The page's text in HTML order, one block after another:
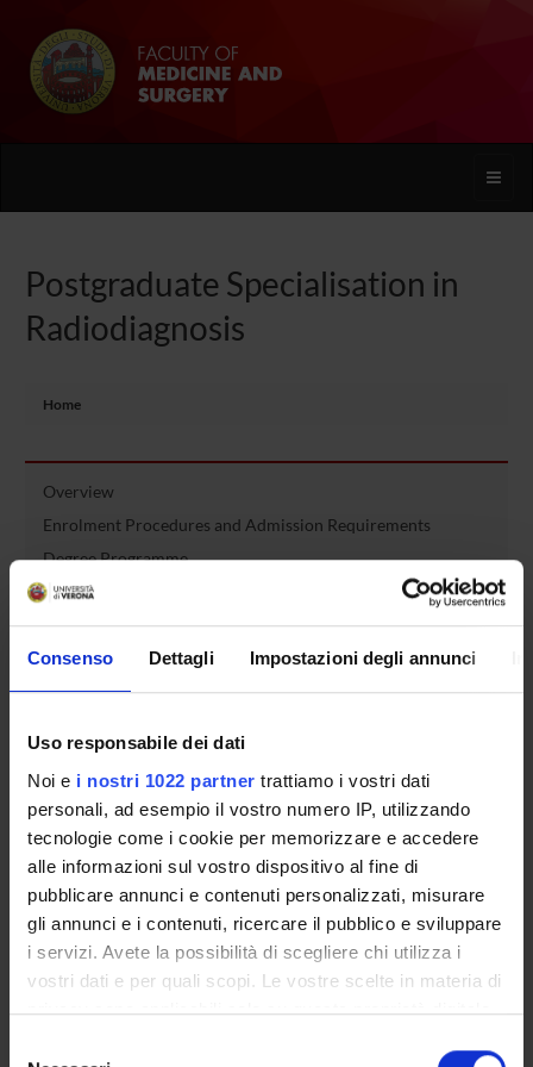
Consenso Dettagli Impostazioni degli annunci
Uso responsabile dei dati
Noi e i nostri 1022 partner trattiamo i vostri dati
personali, ad esempio il vostro numero IP, utilizzando
tecnologie come i cookie per memorizzare e accedere
alle informazioni sul vostro dispositivo al fine di
pubblicare annunci e contenuti personalizzati, misurare
gli annunci e i contenuti, ricercare il pubblico e sviluppare
i servizi. Avete la possibilità di scegliere chi utilizza i
vostri dati e per quali scopi. Le vostre scelte in materia di
privacy sono applicabili solo su questa proprietà digitale
Toggle
Postgraduate Specialisation in
Radiodiagnosis
Home
Overview
Enrolment Procedures and Admission Requirements
Degree Programme
Courses
Notices
Governing bodies
Rete formativa
OFFERTA FORMATIVA
SEMESTRE FILTRO
CORSI DI LAUREA MAGISTRALE